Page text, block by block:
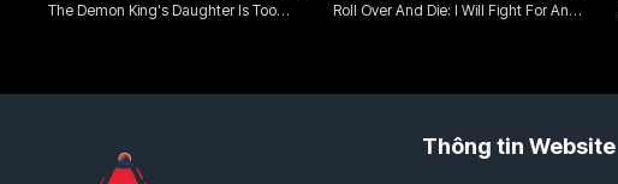
The Demon King's Daughter Is Too
Roll Over And Die: I Will Fight For An
Thông tin Website